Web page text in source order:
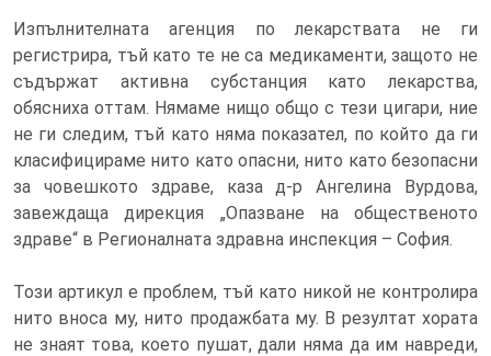
Изпълнителната агенция по лекарствата не ги
регистрира, тъй като те не са медикаменти, защото не
съдържат активна субстанция като лекарства,
обясниха оттам. Нямаме нищо общо с тези цигари, ние
не ги следим, тъй като няма показател, по който да ги
класифицираме нито като опасни, нито като безопасни
за човешкото здраве, каза д-р Ангелина Вурдова,
завеждаща дирекция „Опазване на общественото
здраве“ в Регионалната здравна инспекция – София.
Този артикул е проблем, тъй като никой не контролира
нито вноса му, нито продажбата му. В резултат хората
не знаят това, което пушат, дали няма да им навреди,